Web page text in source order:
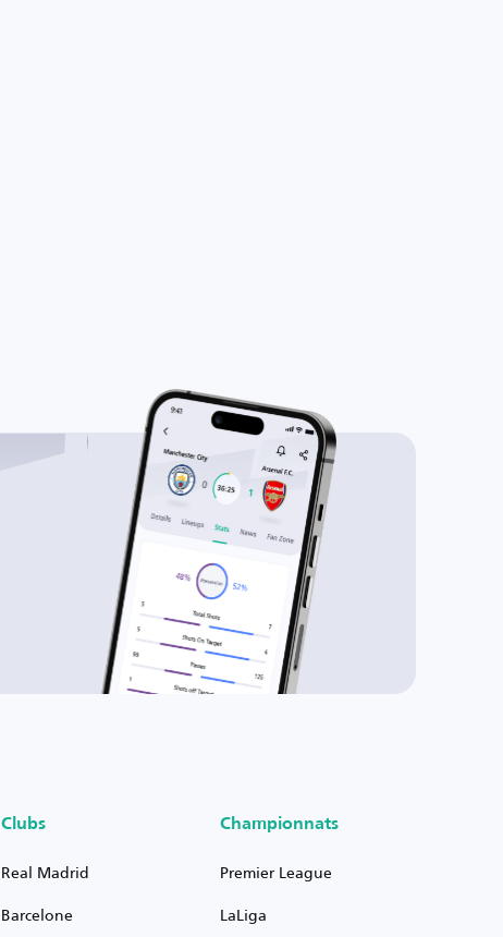
Clubs
Real Madrid
Barcelone
Championnats
Premier League
LaLiga